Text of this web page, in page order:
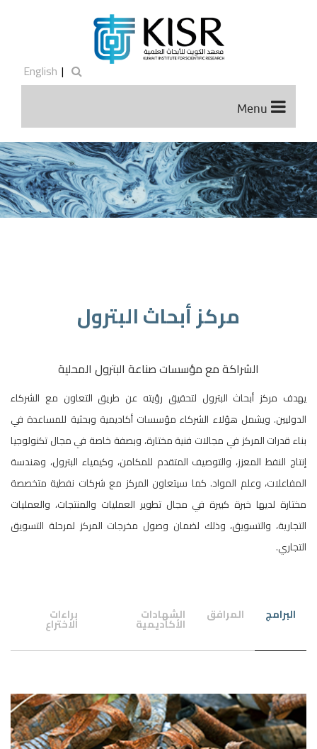
|
English
Menu
مركز أبحاث البترول
الشراكة مع مؤسسات صناعة البترول المحلية
يهدف مركز أبحاث البترول لتحقيق رؤيته عن طريق التعاون مع الشركاء
الدوليين. ويشمل هؤلاء الشركاء مؤسسات أكاديمية وبحثية للمساعدة في
بناء قدرات المركز في مجالات فنية مختارة، وبصفة خاصة في مجال تكنولوجيا
إنتاج النفط المعزز، والتوصيف المتقدم للمكامن، وكيمياء البترول، وهندسة
المفاعلات، وعلم المواد. كما سيتعاون المركز مع شركات نفطية متخصصة
مختارة لديها خبرة كبيرة في مجال تطوير العمليات والمنتجات، والعمليات
التجارية، والتسويق، وذلك لضمان وصول مخرجات المركز لمرحلة التسويق
التجاري.
البرامج المرافق الشهادات
الأكاديمية
براءات
الاختراع